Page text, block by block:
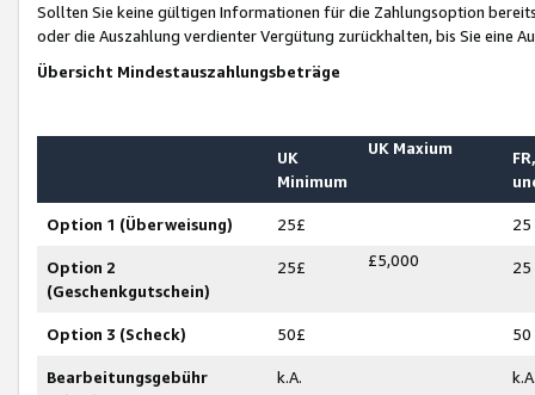
Sollten Sie keine gültigen Informationen für die Zahlungsoption
oder die Auszahlung verdienter Vergütung zurückhalten, bis Sie
Übersicht Mindestauszahlungsbeträge
UK
Minimum
UK Maxium
Option 1 (Überweisung) 25£ 25
Option 2
(Geschenkgutschein)
25£ £5,000 25
Option 3 (Scheck) 50£ 50
Bearbeitungsgebühr
k.A.